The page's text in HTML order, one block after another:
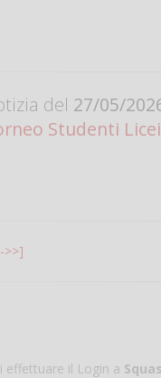
del 27/05/
Studenti
>>]
effettuare il Login a